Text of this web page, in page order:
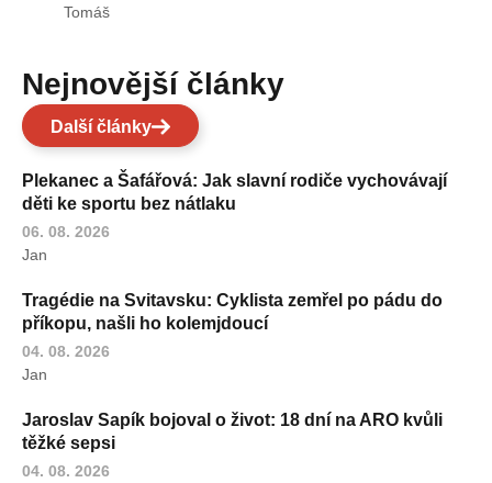
Tomáš
Nejnovější články
Další články
Plekanec a Šafářová: Jak slavní rodiče vychovávají
děti ke sportu bez nátlaku
06. 08. 2026
Jan
Tragédie na Svitavsku: Cyklista zemřel po pádu do
příkopu, našli ho kolemjdoucí
04. 08. 2026
Jan
Jaroslav Sapík bojoval o život: 18 dní na ARO kvůli
těžké sepsi
04. 08. 2026